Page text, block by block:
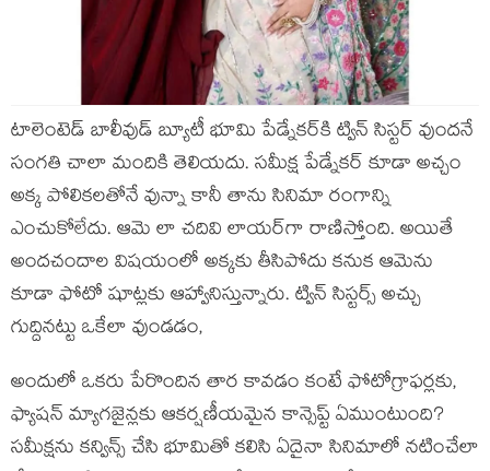
టాలెంటెడ్‍ బాలీవుడ్‍ బ్యూటీ భూమి పేడ్నేకర్‍కి ట్విన్‍ సిస్టర్‍ వుందనే
సంగతి చాలా మందికి తెలియదు. సమీక్ష పేడ్నేకర్‍ కూడా అచ్చం
అక్క పోలికలతోనే వున్నా కానీ తాను సినిమా రంగాన్ని
ఎంచుకోలేదు. ఆమె లా చదివి లాయర్‍గా రాణిస్తోంది. అయితే
అందచందాల విషయంలో అక్కకు తీసిపోదు కనుక ఆమెను
కూడా ఫోటో షూట్లకు ఆహ్వానిస్తున్నారు. ట్విన్‍ సిస్టర్స్ అచ్చు
గుద్దినట్టు ఒకేలా వుండడం,
అందులో ఒకరు పేరొందిన తార కావడం కంటే ఫోటోగ్రాఫర్లకు,
ఫ్యాషన్‍ మ్యాగజైన్లకు ఆకర్షణీయమైన కాన్సెప్ట్ ఏముంటుంది?
సమీక్షను కన్విన్స్ చేసి భూమితో కలిసి ఏదైనా సినిమాలో నటించేలా